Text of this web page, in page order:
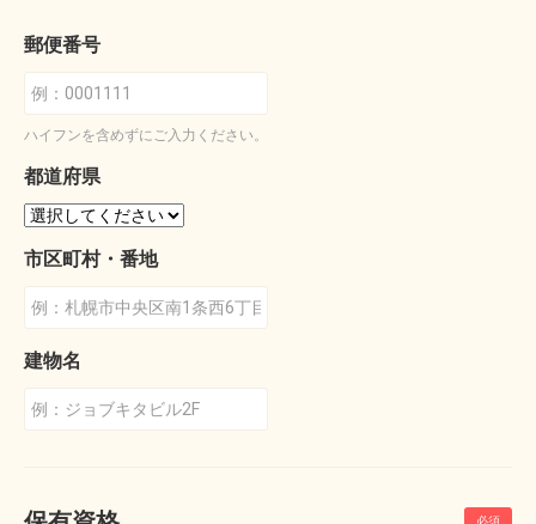
郵便番号
ハイフンを含めずにご入力ください。
都道府県
市区町村・番地
建物名